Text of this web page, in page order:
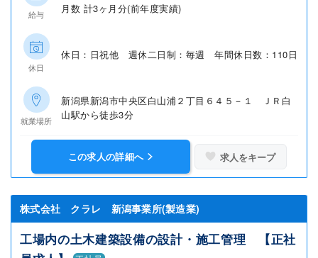
給与
月数 計3ヶ月分(前年度実績)
休日
休日：日祝他 週休二日制：毎週 年間休日数：110日
就業場所
新潟県新潟市中央区白山浦２丁目６４５－１ ＪＲ白
山駅から徒歩3分
この求人の詳細へ 求人をキープ
株式会社 クラレ 新潟事業所(製造業)
工場内の土木建築設備の設計・施工管理 【正社